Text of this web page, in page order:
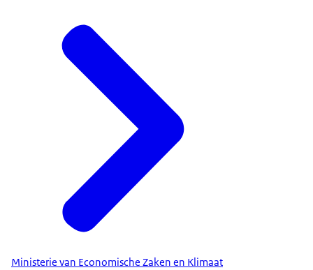
Ministerie van Economische Zaken en Klimaat